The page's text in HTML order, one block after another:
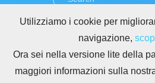
PRIVACY GDPR
REGOLE PER I SITI DI
Copyright © 2026
Utilizziamo i cookie per
navigazione,
Ora sei nella versione lite della
maggiori informazioni sulla